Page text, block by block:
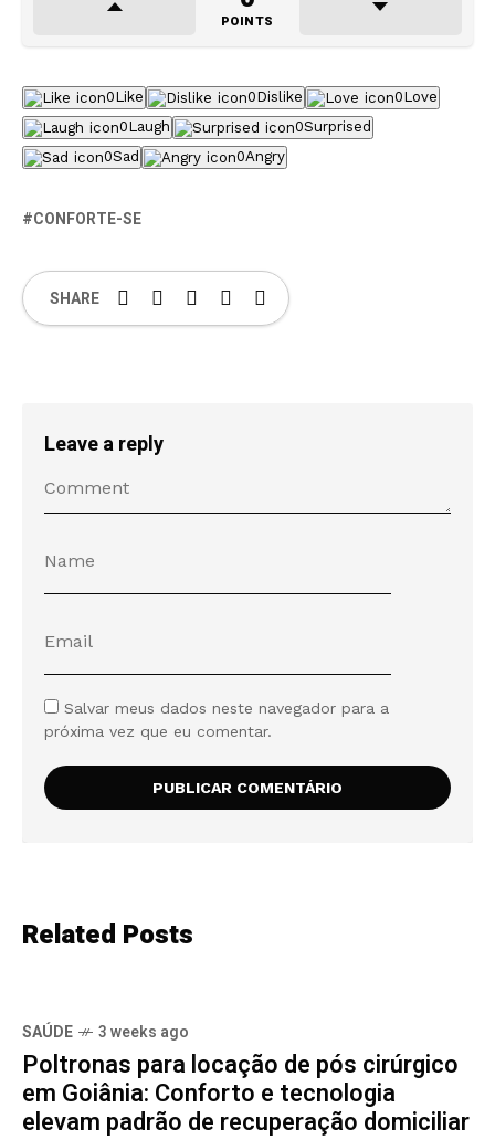
POINTS
0Like 0Dislike 0Love
0Laugh 0Surprised
0Sad 0Angry
CONFORTE-SE
SHARE
Leave a reply
Salvar meus dados neste navegador para a
próxima vez que eu comentar.
Related Posts
SAÚDE 3 weeks ago
Poltronas para locação de pós cirúrgico
em Goiânia: Conforto e tecnologia
elevam padrão de recuperação domiciliar